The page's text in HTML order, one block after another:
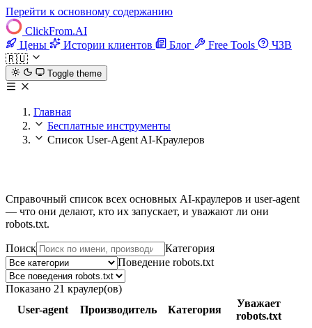
Перейти к основному содержанию
ClickFrom.AI
Цены
Истории клиентов Блог Free Tools
ЧЗВ
🇷🇺
Toggle theme
Главная
Бесплатные инструменты
Список User-Agent AI-Краулеров
Справочный список всех основных AI-краулеров и user-agent
— что они делают, кто их запускает, и уважают ли они
robots.txt.
Поиск
Категория
Поведение robots.txt
Показано 21 краулер(ов)
User-agent
Производитель Категория
Уважает
robots.txt